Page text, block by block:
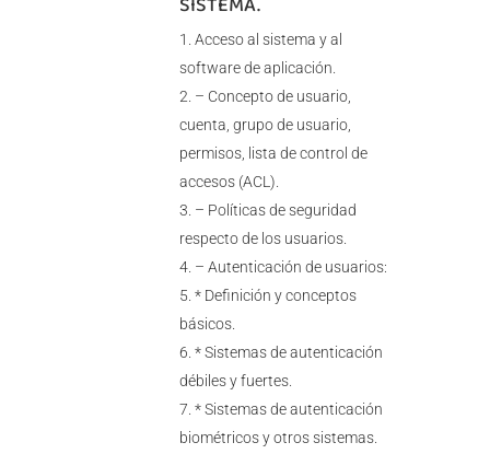
Acceso al sistema y al
software de aplicación.
– Concepto de usuario,
cuenta, grupo de usuario,
permisos, lista de control de
accesos (ACL).
– Políticas de seguridad
respecto de los usuarios.
– Autenticación de usuarios:
* Definición y conceptos
básicos.
* Sistemas de autenticación
débiles y fuertes.
* Sistemas de autenticación
biométricos y otros sistemas.